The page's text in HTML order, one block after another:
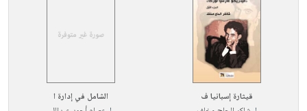
قيثارة إسبانيا ف
الشامل في إدارة ا